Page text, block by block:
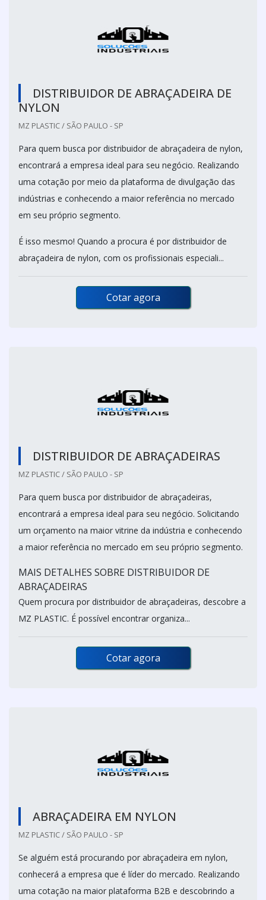
DISTRIBUIDOR DE ABRAÇADEIRA DE
NYLON
MZ PLASTIC / SÃO PAULO - SP
Para quem busca por distribuidor de abraçadeira de nylon,
encontrará a empresa ideal para seu negócio. Realizando
uma cotação por meio da plataforma de divulgação das
indústrias e conhecendo a maior referência no mercado
em seu próprio segmento.
É isso mesmo! Quando a procura é por distribuidor de
abraçadeira de nylon, com os profissionais especiali...
Cotar agora
DISTRIBUIDOR DE ABRAÇADEIRAS
MZ PLASTIC / SÃO PAULO - SP
Para quem busca por distribuidor de abraçadeiras,
encontrará a empresa ideal para seu negócio. Solicitando
um orçamento na maior vitrine da indústria e conhecendo
a maior referência no mercado em seu próprio segmento.
MAIS DETALHES SOBRE DISTRIBUIDOR DE
ABRAÇADEIRAS
Quem procura por distribuidor de abraçadeiras, descobre a
MZ PLASTIC. É possível encontrar organiza...
Cotar agora
ABRAÇADEIRA EM NYLON
MZ PLASTIC / SÃO PAULO - SP
Se alguém está procurando por abraçadeira em nylon,
conhecerá a empresa que é líder do mercado. Realizando
uma cotação na maior plataforma B2B e descobrindo a